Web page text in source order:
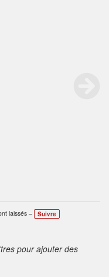
laissés – Suivre
pour ajouter des